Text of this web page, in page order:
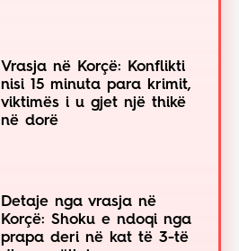
Vrasja në Korçë: Konflikti
nisi 15 minuta para krimit,
viktimës i u gjet një thikë
në dorë
Detaje nga vrasja në
Korçë: Shoku e ndoqi nga
prapa deri në kat të 3-të